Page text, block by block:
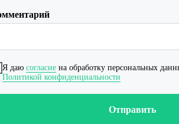
Я даю согласиена обработку персональных
Политикой конфиденциальности
Отправить